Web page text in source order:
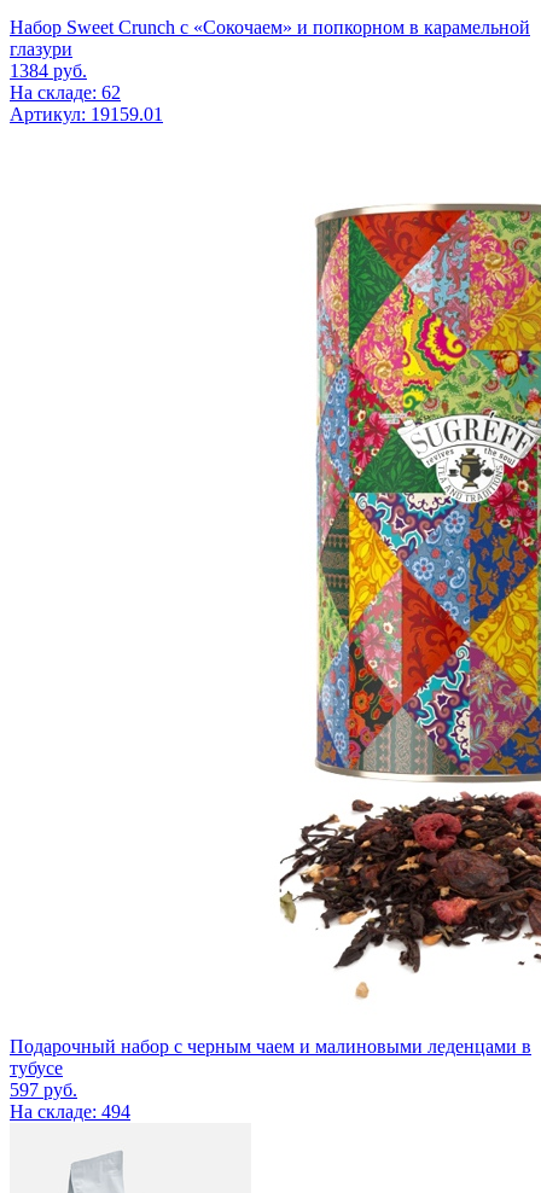
Набор Sweet Crunch с «Сокочаем» и попкорном в карамельной
глазури
1384 руб.
На складе: 62
Артикул: 19159.01
Подарочный набор с черным чаем и малиновыми леденцами в
тубусе
597 руб.
На складе: 494